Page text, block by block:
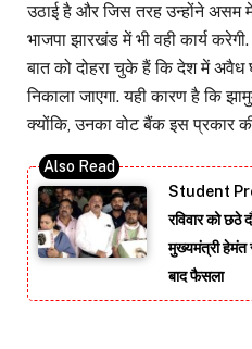
उठाई है और जिस तरह उन्होंने
भाजपा झारखंड में भी वही कार्य
बात को दोहरा चुके हैं कि देश में अवैध
निकाला जाएगा. यही कारण है कि
क्योंकि, उनका वोट बैंक इस प्रकार की
Student
रविवार को छठे
मुख्यमंत्री
बाद फैसला